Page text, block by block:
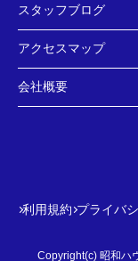
スタッフブログ
アクセスマップ
会社概要
利用規約 プライバ
Copyright(c) 昭和ハ